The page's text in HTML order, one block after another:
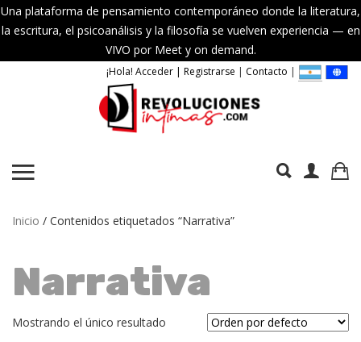
Una plataforma de pensamiento contemporáneo donde la literatura,
la escritura, el psicoanálisis y la filosofía se vuelven experiencia — en
VIVO por Meet y on demand.
¡Hola! Acceder | Registrarse | Contacto |
Inicio / Contenidos etiquetados “Narrativa”
Narrativa
Mostrando el único resultado